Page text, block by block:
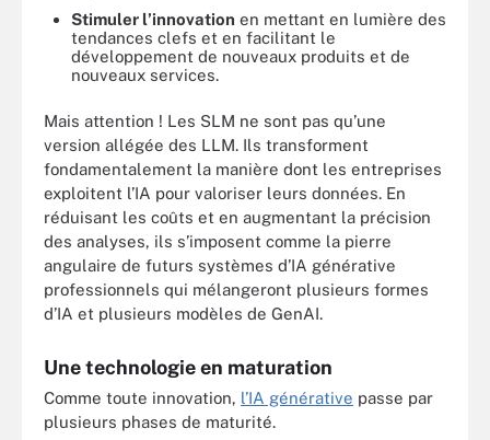
Stimuler l’innovation en mettant en lumière des
tendances clefs et en facilitant le
développement de nouveaux produits et de
nouveaux services.
Mais attention ! Les SLM ne sont pas qu’une
version allégée des LLM. Ils transforment
fondamentalement la manière dont les entreprises
exploitent l’IA pour valoriser leurs données. En
réduisant les coûts et en augmentant la précision
des analyses, ils s’imposent comme la pierre
angulaire de futurs systèmes d’IA générative
professionnels qui mélangeront plusieurs formes
d’IA et plusieurs modèles de GenAI.
Une technologie en maturation
Comme toute innovation, l’IA générative passe par
plusieurs phases de maturité.